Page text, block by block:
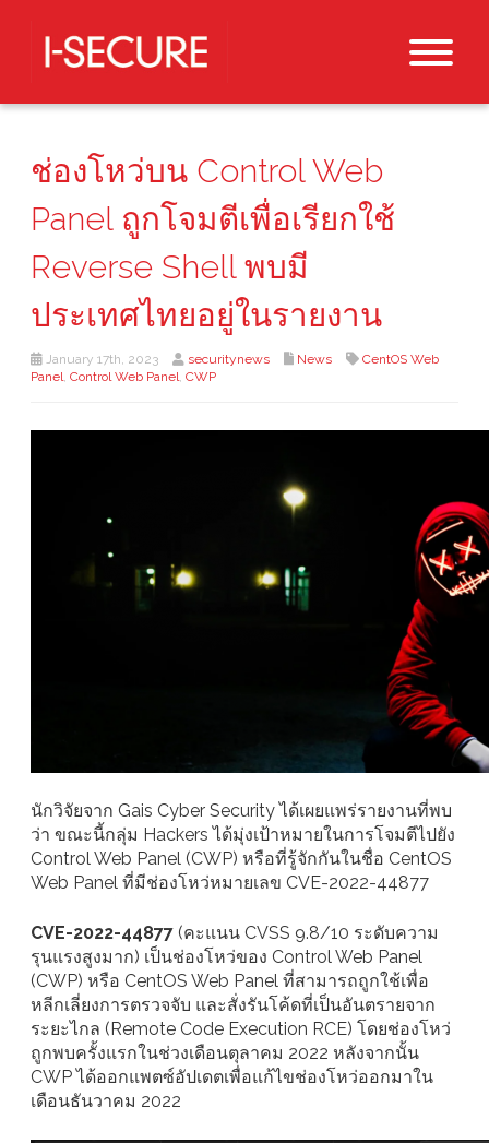
ช่องโหว่บน Control Web
Panel ถูกโจมตีเพื่อเรียกใช้
Reverse Shell พบมี
ประเทศไทยอยู่ในรายงาน
January 17th, 2023 securitynews News
CentOS Web
Panel, Control Web Panel, CWP
นักวิจัยจาก Gais Cyber ​​Security ได้เผยแพร่รายงานที่พบ
ว่า ขณะนี้กลุ่ม Hackers ได้มุ่งเป้าหมายในการโจมตีไปยัง
Control Web Panel (CWP) หรือที่รู้จักกันในชื่อ CentOS
Web Panel ที่มีช่องโหว่หมายเลข CVE-2022-44877
CVE-2022-44877 (คะแนน CVSS 9.8/10 ระดับความ
รุนแรงสูงมาก) เป็นช่องโหว่ของ Control Web Panel
(CWP) หรือ CentOS Web Panel ที่สามารถถูกใช้เพื่อ
หลีกเลี่ยงการตรวจจับ และสั่งรันโค้ดที่เป็นอันตรายจาก
ระยะไกล (Remote Code Execution RCE) โดยช่องโหว่
ถูกพบครั้งแรกในช่วงเดือนตุลาคม 2022 หลังจากนั้น
CWP ได้ออกแพตซ์อัปเดตเพื่อแก้ไขช่องโหว่ออกมาใน
เดือนธันวาคม 2022